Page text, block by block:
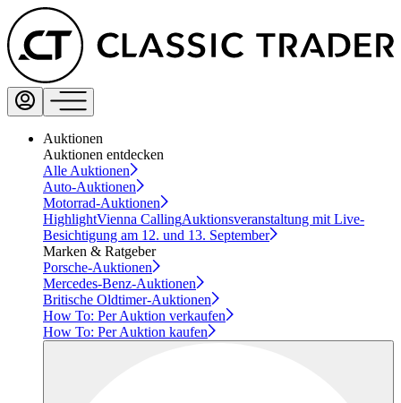
Auktionen
Auktionen entdecken
Alle Auktionen
Auto-Auktionen
Motorrad-Auktionen
HighlightVienna CallingAuktionsveranstaltung mit Live-
Besichtigung am 12. und 13. September
Marken & Ratgeber
Porsche-Auktionen
Mercedes-Benz-Auktionen
Britische Oldtimer-Auktionen
How To: Per Auktion verkaufen
How To: Per Auktion kaufen